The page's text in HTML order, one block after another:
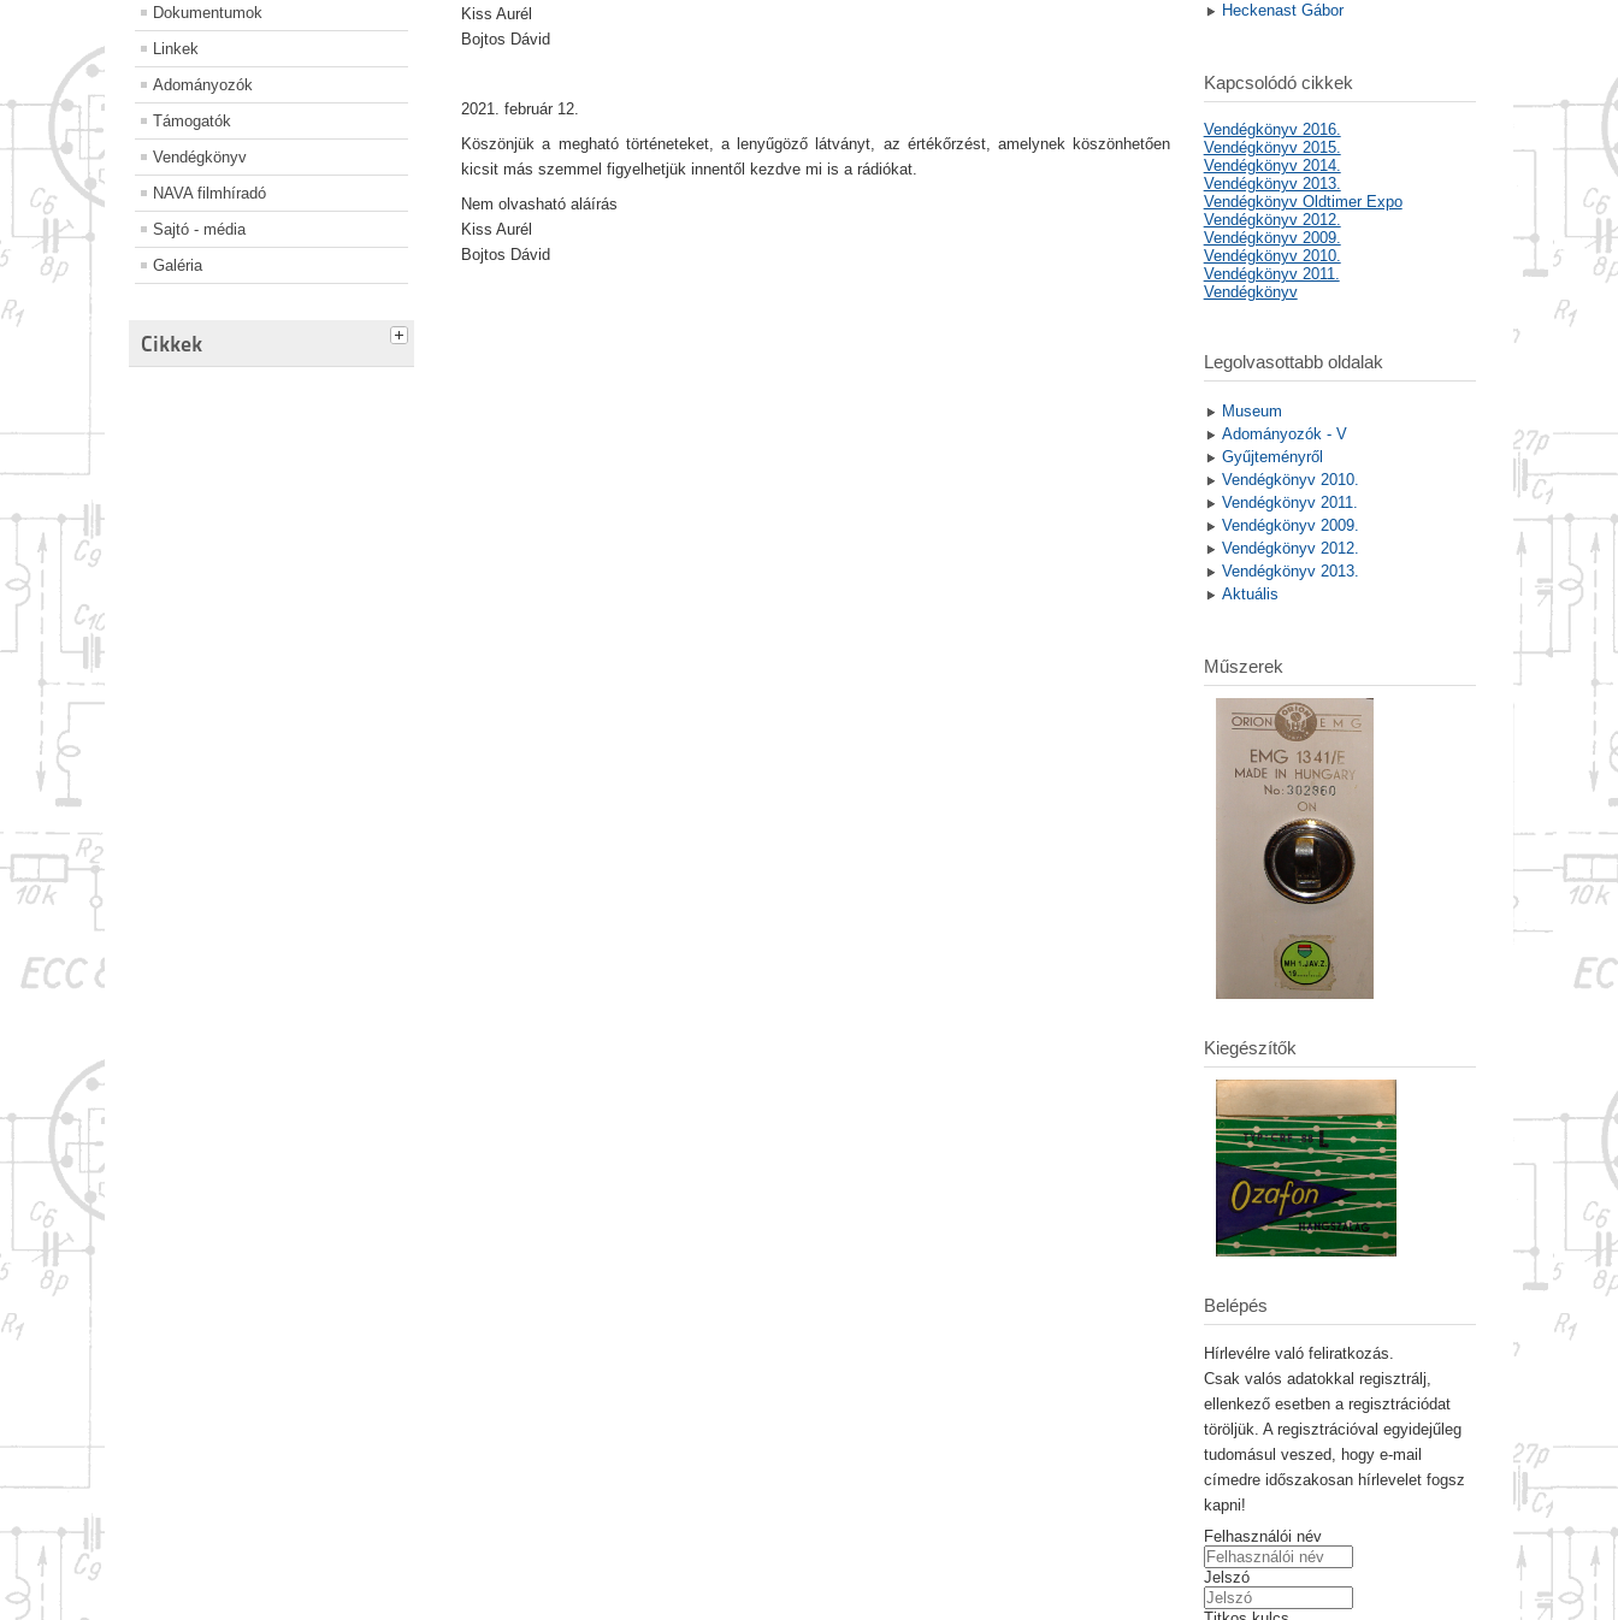
Dokumentumok
Linkek
Adományozók
Támogatók
Vendégkönyv
NAVA filmhíradó
Sajtó - média
Galéria
Cikkek
Kiss Aurél
Bojtos Dávid
2021. február 12.
Köszönjük a megható történeteket, a lenyűgöző látványt, az értékőrzést, amelynek köszönhetően
kicsit más szemmel figyelhetjük innentől kezdve mi is a rádiókat.
Nem olvasható aláírás
Kiss Aurél
Bojtos Dávid
Heckenast Gábor
Kapcsolódó cikkek
Vendégkönyv 2016.
Vendégkönyv 2015.
Vendégkönyv 2014.
Vendégkönyv 2013.
Vendégkönyv Oldtimer Expo
Vendégkönyv 2012.
Vendégkönyv 2009.
Vendégkönyv 2010.
Vendégkönyv 2011.
Vendégkönyv
Legolvasottabb oldalak
Museum
Adományozók - V
Gyűjteményről
Vendégkönyv 2010.
Vendégkönyv 2011.
Vendégkönyv 2009.
Vendégkönyv 2012.
Vendégkönyv 2013.
Aktuális
Műszerek
Kiegészítők
Belépés
Hírlevélre való feliratkozás.
Csak valós adatokkal regisztrálj,
ellenkező esetben a regisztrációdat
töröljük. A regisztrációval egyidejűleg
tudomásul veszed, hogy e-mail
címedre időszakosan hírlevelet fogsz
kapni!
Felhasználói név
Jelszó